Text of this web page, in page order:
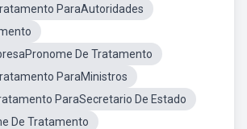
ParaAutoridades
De Tratamento
ParaMinistros
ParaSecretario De Estado
De Tratamento